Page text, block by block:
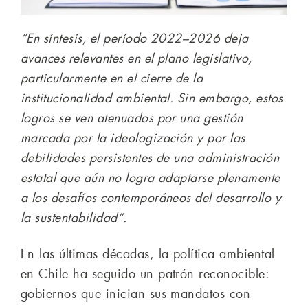
“En síntesis, el período 2022–2026 deja
avances relevantes en el plano legislativo,
particularmente en el cierre de la
institucionalidad ambiental. Sin embargo, estos
logros se ven atenuados por una gestión
marcada por la ideologización y por las
debilidades persistentes de una administración
estatal que aún no logra adaptarse plenamente
a los desafíos contemporáneos del desarrollo y
la sustentabilidad”.
En las últimas décadas, la política ambiental
en Chile ha seguido un patrón reconocible:
gobiernos que inician sus mandatos con